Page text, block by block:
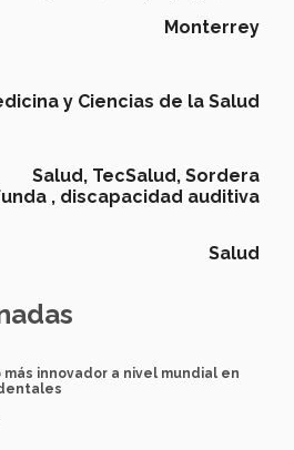
Monterrey
y Ciencias de la Salud
Salud, TecSalud, Sordera
, discapacidad auditiva
Salud
más innovador a nivel mundial en